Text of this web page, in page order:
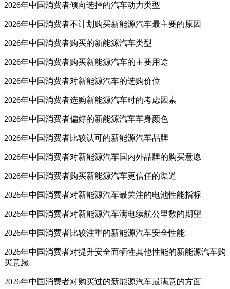
2026年中国消费者倾向选择的汽车动力类型
2026年中国消费者不计划购买新能源汽车最主要的原因
2026年中国消费者购买的新能源汽车类型
2026年中国消费者购买新能源汽车的主要用途
2026年中国消费者对新能源汽车的选购价位
2026年中国消费者选购新能源汽车时的考虑因素
2026年中国消费者偏好的新能源汽车车身颜色
2026年中国消费者比较认可的新能源汽车品牌
2026年中国消费者对新能源汽车国内外品牌的购买意愿
2026年中国消费者购买新能源汽车更信任的渠道
2026年中国消费者对新能源汽车最关注的电池性能指标
2026年中国消费者对新能源汽车满电续航公里数的期望
2026年中国消费者比较注重的新能源汽车安全性能
2026年中国消费者对提升安全而牺牲其他性能的新能源汽车购
买意愿
2026年中国消费者对购买过的新能源汽车最满意的方面